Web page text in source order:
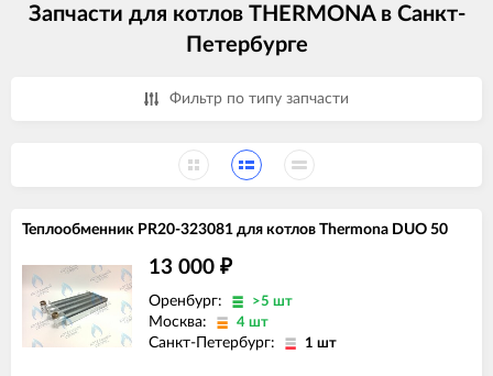
Запчасти для котлов THERMONA в Санкт-
Петербурге
Фильтр по типу запчасти
Теплообменник PR20-323081 для котлов Thermona DUO 50
13 000 ₽
Оренбург: >5 шт
Москва: 4 шт
Санкт-Петербург: 1 шт